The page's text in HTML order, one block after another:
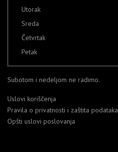
Utorak
Sreda
Četvrtak
Petak
Subotom i nedeljom ne radimo.
Uslovi koriščenja
Pravila o privatnosti i zaštita podataka
Opšti uslovi poslovanja